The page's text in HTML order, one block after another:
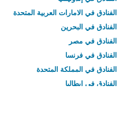
الفنادق في الامارات العربية المتحدة
الفنادق في البحرين
الفنادق في مصر
الفنادق في فرنسا
الفنادق في المملكة المتحدة
الفنادق في إيطاليا